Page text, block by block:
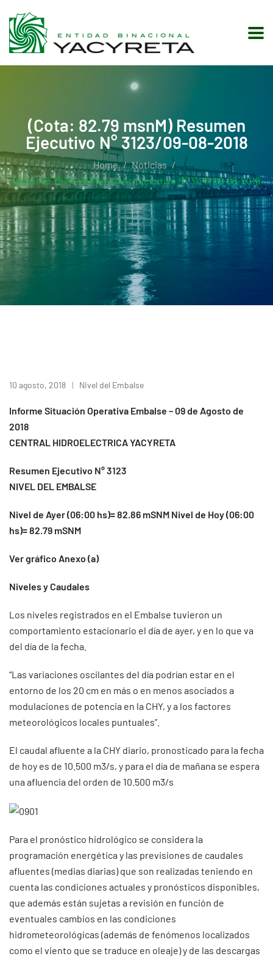
(Cota: 82.79 msnM) Resumen
Ejecutivo N° 3123/09-08-2018
Home
Noticias
(Cota: 82.79 MsnM) Resumen Ejecutivo N° 3123/09-08-2018
10 agosto, 2018 Nivel del Embalse
Informe Situación Operativa Embalse – 09 de Agosto de
2018
CENTRAL HIDROELECTRICA YACYRETA
Resumen Ejecutivo N° 3123
NIVEL DEL EMBALSE
Nivel de Ayer (06:00 hs)= 82.86 mSNM Nivel de Hoy (06:00
hs)= 82.79 mSNM
Ver gráfico Anexo (a)
Niveles y Caudales
Los niveles registrados en el Embalse tuvieron un
comportamiento estacionario el día de ayer, y en lo que va
del día de la fecha.
“Las variaciones oscilantes del día podrían estar en el
entorno de los 20 cm en más o en menos asociados a
modulaciones de potencia en la CHY, y a los factores
meteorológicos locales puntuales”.
El caudal afluente a la CHY diario, pronosticado para la fecha
de hoy es de 10.500 m3/s, y para el día de mañana se espera
una afluencia del orden de 10.500 m3/s
Para el pronóstico hidrológico se considera la
programación energética y las previsiones de caudales
afluentes (medias diarias) que son realizadas teniendo en
cuenta las condiciones actuales y pronósticos disponibles,
que además están sujetas a revisión en función de
eventuales cambios en las condiciones
hidrometeorológicas (además de fenómenos localizados
como el viento que se traduce en oleaje) y de las descargas